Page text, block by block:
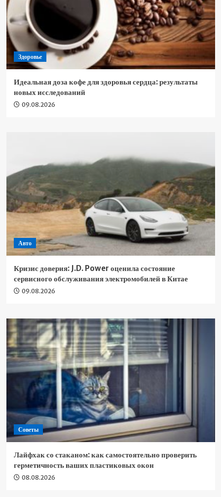
Здоровье
Идеальная доза кофе для здоровья сердца: результаты
новых исследований
09.08.2026
Авто
Кризис доверия: J.D. Power оценила состояние
сервисного обслуживания электромобилей в Китае
09.08.2026
Советы
Лайфхак со стаканом: как самостоятельно проверить
герметичность ваших пластиковых окон
08.08.2026